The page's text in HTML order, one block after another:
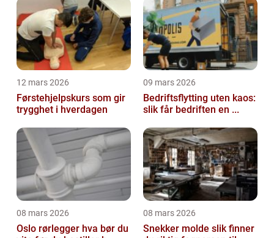
12 mars 2026
Førstehjelpskurs som gir
trygghet i hverdagen
09 mars 2026
Bedriftsflytting uten kaos:
slik får bedriften en ...
08 mars 2026
Oslo rørlegger hva bør du
08 mars 2026
Snekker molde slik finner